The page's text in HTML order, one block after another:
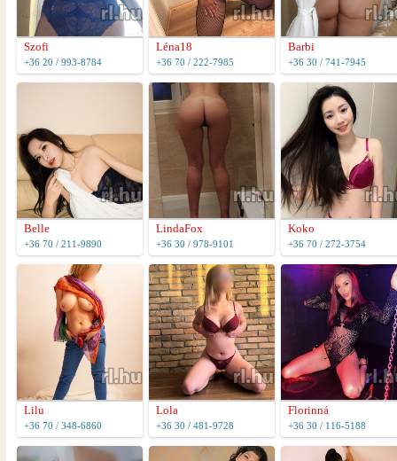
Szofi
+36 20 / 993-8784
Léna18
+36 70 / 222-7985
Barbi
+36 30 / 741-7945
Belle
+36 70 / 211-9890
LindaFox
+36 30 / 978-9101
Koko
+36 70 / 272-3754
Lilu
+36 70 / 348-6860
Lola
+36 30 / 481-9728
Florinná
+36 30 / 116-5188